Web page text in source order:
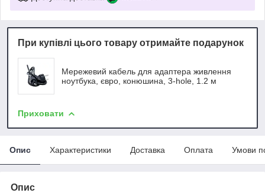
При купівлі цього товару отримайте подарунок
Мережевий кабель для адаптера живлення
ноутбука, євро, конюшина, 3-hole, 1.2 м
Приховати
Опис Характеристики Доставка Оплата Умови
Опис